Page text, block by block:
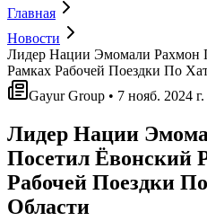
Главная
Новости
Лидер Нации Эмомали Рахмон
Рамках Рабочей Поездки По
Gayur Group • 7 нояб. 2024 г.
Лидер Нации
Посетил Ёвонский
Рабочей Поездки
Области